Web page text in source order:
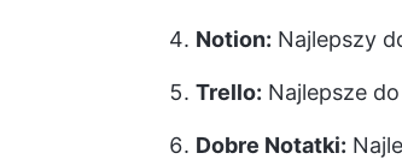
Notion: Najlepszy
Trello: Najlepsze
Dobre Notatki: